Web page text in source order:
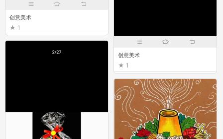
创意美术
1
创意美术
1